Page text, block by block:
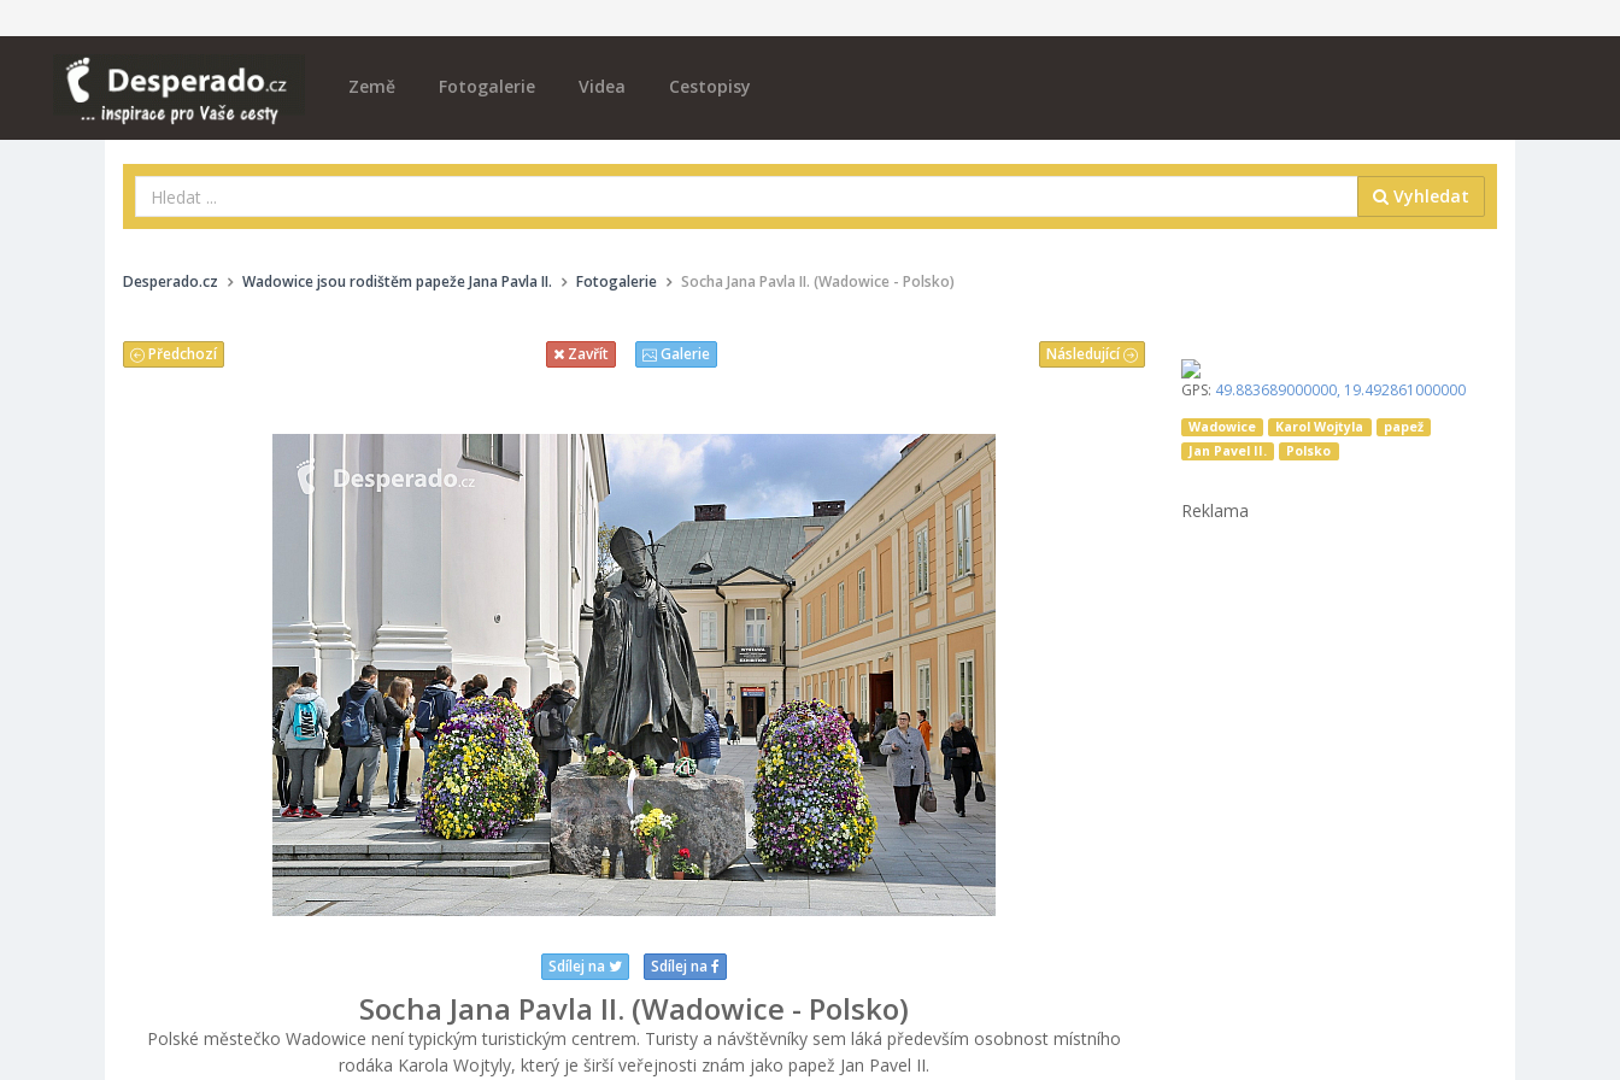
Země Fotogalerie Videa Cestopisy
Vyhledat
Desperado.cz Wadowice jsou rodištěm papeže Jana Pavla II. Fotogalerie Socha Jana Pavla II. (Wadowice - Polsko)
Následující
Předchozí Zavřít Galerie
Sdílej na Sdílej na
Socha Jana Pavla II. (Wadowice - Polsko)
Polské městečko Wadowice není typickým turistickým centrem. Turisty a návštěvníky sem láká především osobnost místního
rodáka Karola Wojtyly, který je širší veřejnosti znám jako papež Jan Pavel II.
GPS: 49.883689000000, 19.492861000000
Wadowice Karol Wojtyla
papež
Jan Pavel II.
Polsko
Reklama